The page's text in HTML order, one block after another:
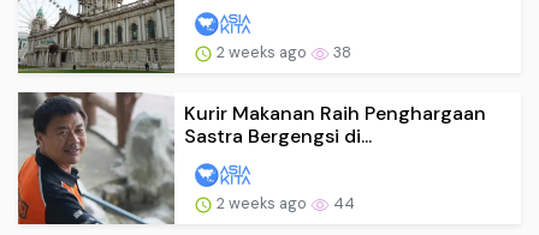
2 weeks ago 38
Kurir Makanan Raih Penghargaan
Sastra Bergengsi di...
2 weeks ago 44